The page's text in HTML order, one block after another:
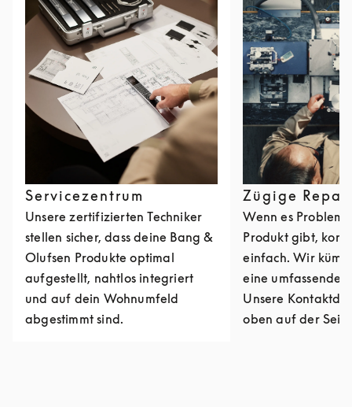
Servicezentrum
Unsere zertifizierten Techniker
stellen sicher, dass deine Bang &
Olufsen Produkte optimal
aufgestellt, nahtlos integriert
und auf dein Wohnumfeld
abgestimmt sind.
Zügige
Wenn es
Produkt gibt,
einfach. Wir
eine umfassende
Unsere
oben auf der